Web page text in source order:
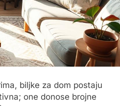
biljke za dom postaju
one donose brojne